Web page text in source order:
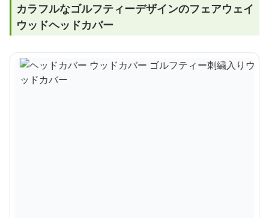
カラフルなゴルフティーデザインのフェアウェイ
ウッドヘッドカバー